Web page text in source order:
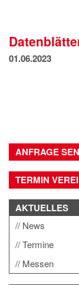
01.06.2023
ANFRAGE
TERMIN
AKTUELLES
News
Termine
Messen